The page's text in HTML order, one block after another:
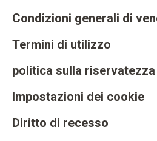
Condizioni generali di
Termini di utilizzo
politica sulla riservatezza
Impostazioni dei cookie
Diritto di recesso